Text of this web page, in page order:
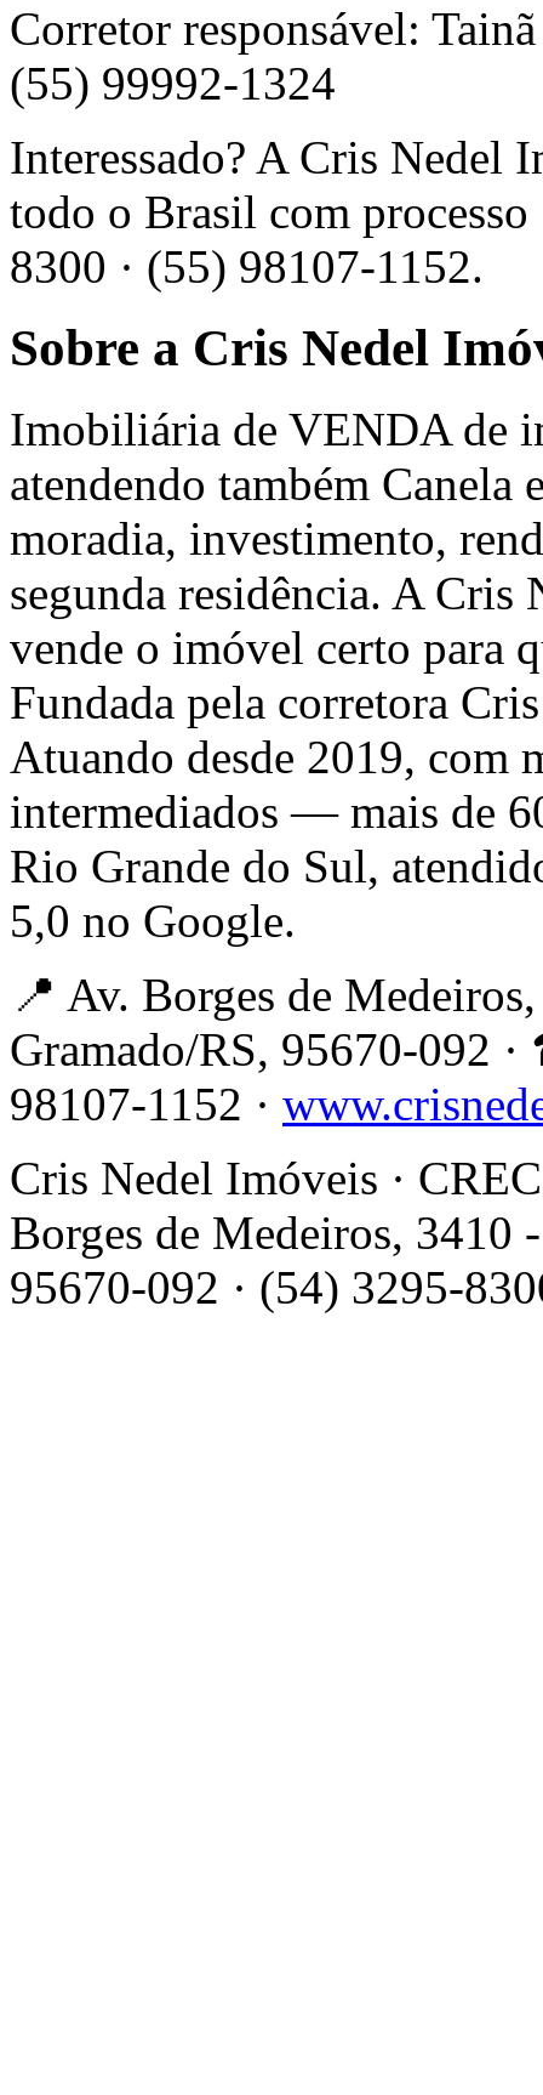
Corretor responsável:
(55) 99992-1324
Interessado? A Cris Nedel
todo o Brasil com
8300 · (55) 98107-1152.
Sobre a Cris Nedel
Imobiliária de VENDA de
atendendo também Canela
moradia, investimento,
segunda residência. A
vende o imóvel certo para
Fundada pela corretora
Atuando desde 2019, com
intermediados — mais de
Rio Grande do Sul,
5,0 no Google.
📍 Av. Borges de
Gramado/RS, 95670-092
98107-1152 ·
Cris Nedel Imóveis ·
Borges de Medeiros, 3410
95670-092 · (54) 3295-